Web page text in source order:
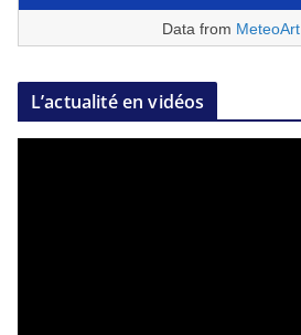
Data from
L’actualité en vidéos